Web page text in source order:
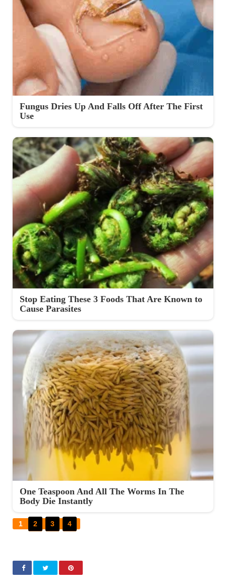
Fungus Dries Up And Falls Off After The First
Use
Stop Eating These 3 Foods That Are Known to
Cause Parasites
One Teaspoon And All The Worms In The
Body Die Instantly
1 2 3 4